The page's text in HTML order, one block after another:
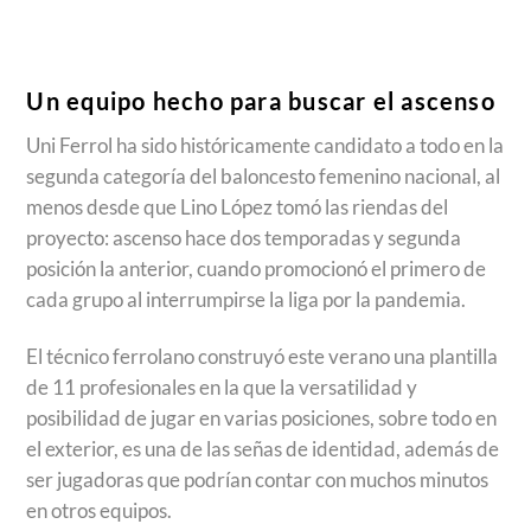
Un equipo hecho para buscar el ascenso
Uni Ferrol ha sido históricamente candidato a todo en la
segunda categoría del baloncesto femenino nacional, al
menos desde que Lino López tomó las riendas del
proyecto: ascenso hace dos temporadas y segunda
posición la anterior, cuando promocionó el primero de
cada grupo al interrumpirse la liga por la pandemia.
El técnico ferrolano construyó este verano una plantilla
de 11 profesionales en la que la versatilidad y
posibilidad de jugar en varias posiciones, sobre todo en
el exterior, es una de las señas de identidad, además de
ser jugadoras que podrían contar con muchos minutos
en otros equipos.